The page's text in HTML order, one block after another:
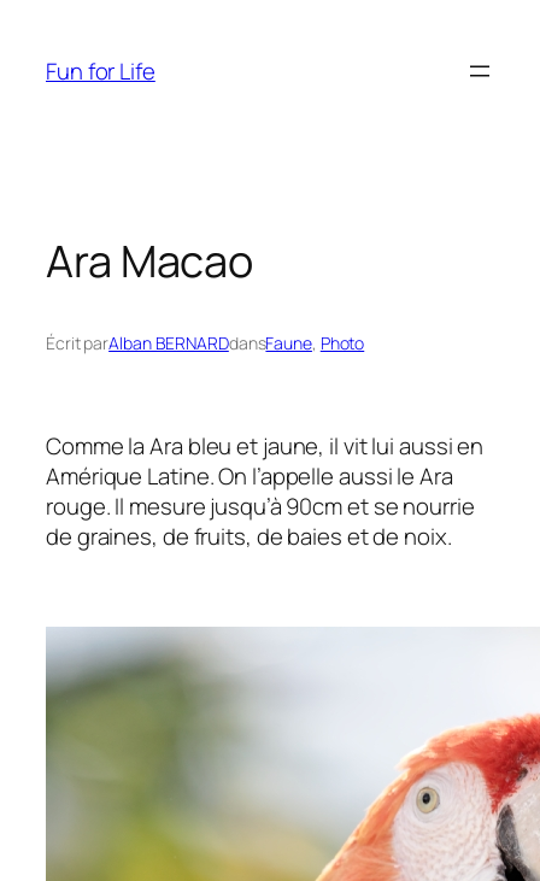
contenu
Fun for Life
Ara Macao
Écrit parAlban BERNARDdansFaune, Photo
Comme la Ara bleu et jaune, il vit lui aussi en
Amérique Latine. On l’appelle aussi le Ara
rouge. Il mesure jusqu’à 90cm et se nourrie
de graines, de fruits, de baies et de noix.